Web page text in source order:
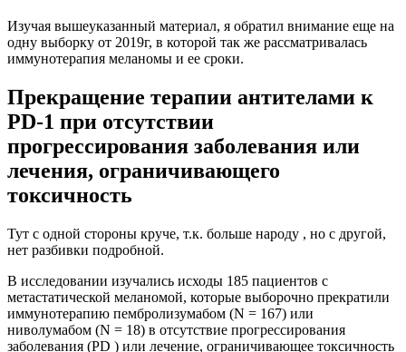
Изучая вышеуказанный материал, я обратил внимание еще на
одну выборку от 2019г, в которой так же рассматривалась
иммунотерапия меланомы и ее сроки.
Прекращение терапии антителами к
PD-1 при отсутствии
прогрессирования заболевания или
лечения, ограничивающего
токсичность
Тут с одной стороны круче, т.к. больше народу , но с другой,
нет разбивки подробной.
В исследовании изучались исходы 185 пациентов с
метастатической меланомой, которые выборочно прекратили
иммунотерапию пембролизумабом (N = 167) или
ниволумабом (N = 18) в отсутствие прогрессирования
заболевания (PD ) или лечение, ограничивающее токсичность